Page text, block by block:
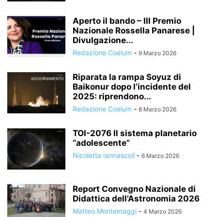
Aperto il bando – III Premio
Nazionale Rossella Panarese |
Divulgazione...
Redazione Coelum - 9 Marzo 2026
Riparata la rampa Soyuz di
Baikonur dopo l’incidente del
2025: riprendono...
Redazione Coelum - 8 Marzo 2026
TOI-2076 Il sistema planetario
“adolescente”
Nicoletta Iannascoli - 6 Marzo 2026
Report Convegno Nazionale di
Didattica dell’Astronomia 2026
Matteo Montemaggi - 4 Marzo 2026